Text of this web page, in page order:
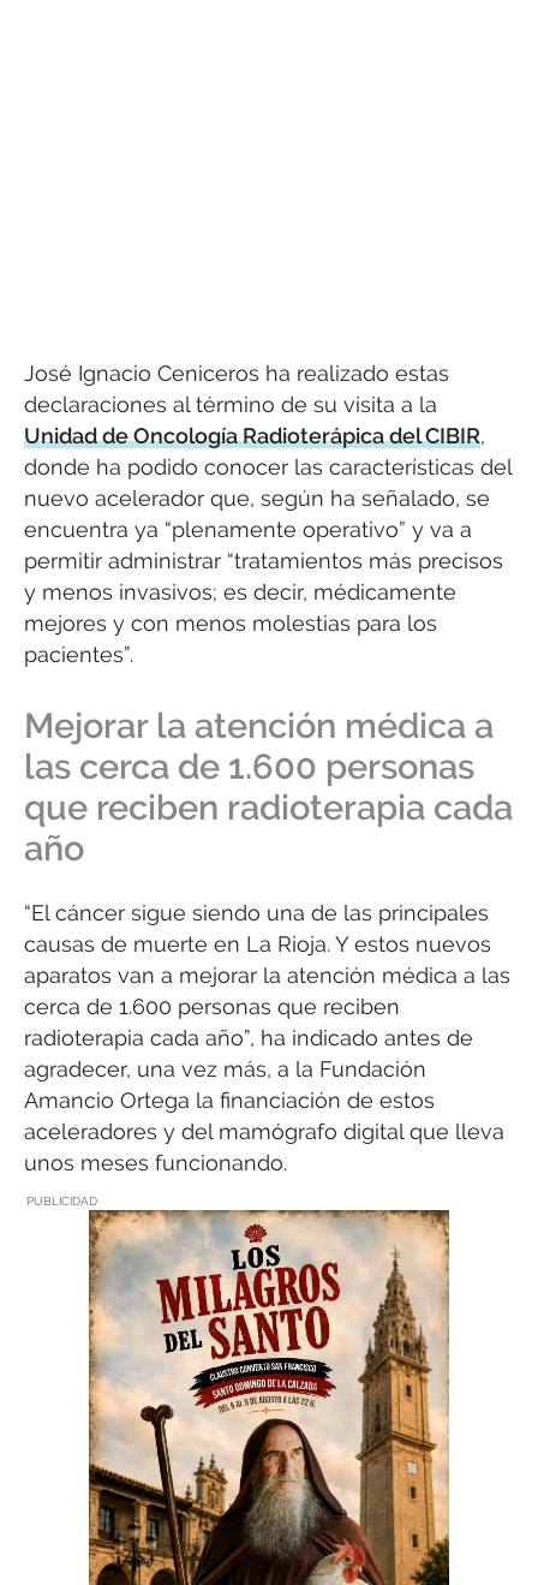
José Ignacio Ceniceros ha realizado estas
declaraciones al término de su visita a la
Unidad de Oncología Radioterápica del CIBIR,
donde ha podido conocer las características del
nuevo acelerador que, según ha señalado, se
encuentra ya “plenamente operativo” y va a
permitir administrar “tratamientos más precisos
y menos invasivos; es decir, médicamente
mejores y con menos molestias para los
pacientes”.
Mejorar la atención médica a
las cerca de 1.600 personas
que reciben radioterapia cada
año
“El cáncer sigue siendo una de las principales
causas de muerte en La Rioja. Y estos nuevos
aparatos van a mejorar la atención médica a las
cerca de 1.600 personas que reciben
radioterapia cada año”, ha indicado antes de
agradecer, una vez más, a la Fundación
Amancio Ortega la financiación de estos
aceleradores y del mamógrafo digital que lleva
unos meses funcionando.
PUBLICIDAD